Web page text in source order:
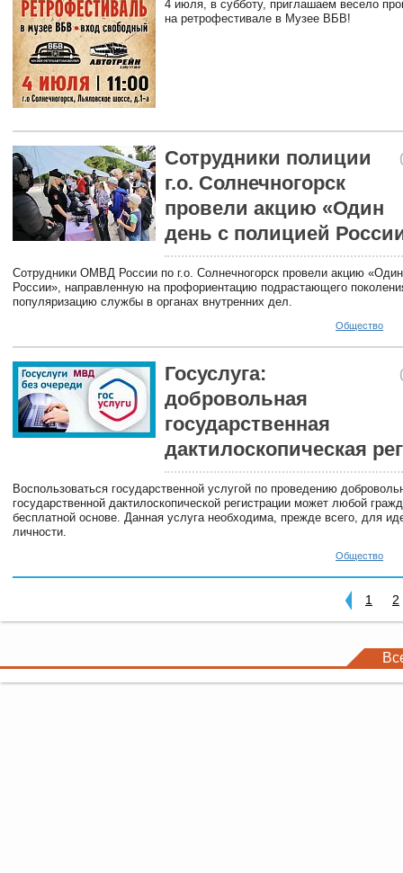
4 июля, в субботу, приглашаем весело
на ретрофестивале в Музее ВБВ!
Сотрудники полиции
г.о. Солнечногорск
провели акцию «Один
день с полицией
Сотрудники ОМВД России по г.о. Солнечногорск провели акцию
России», направленную на профориентацию подрастающего
популяризацию службы в органах внутренних дел.
Общество
Госуслуга:
добровольная
государственная
дактилоскопическая
Воспользоваться государственной услугой по проведению
государственной дактилоскопической регистрации может любой
бесплатной основе. Данная услуга необходима, прежде всего, для
личности.
Общество
1 2